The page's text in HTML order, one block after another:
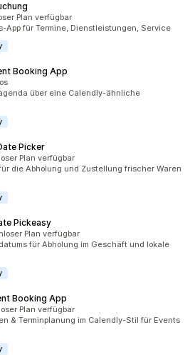
Plan verfügbar
App für Termine, Dienstleistungen, Service
Booking App
über eine Calendly-ähnliche
Picker
Plan verfügbar
die Abholung und Zustellung frischer Waren
Pickeasy
Plan verfügbar
für Abholung im Geschäft und lokale
Booking App
Plan verfügbar
& Terminplanung im Calendly-Stil für Events